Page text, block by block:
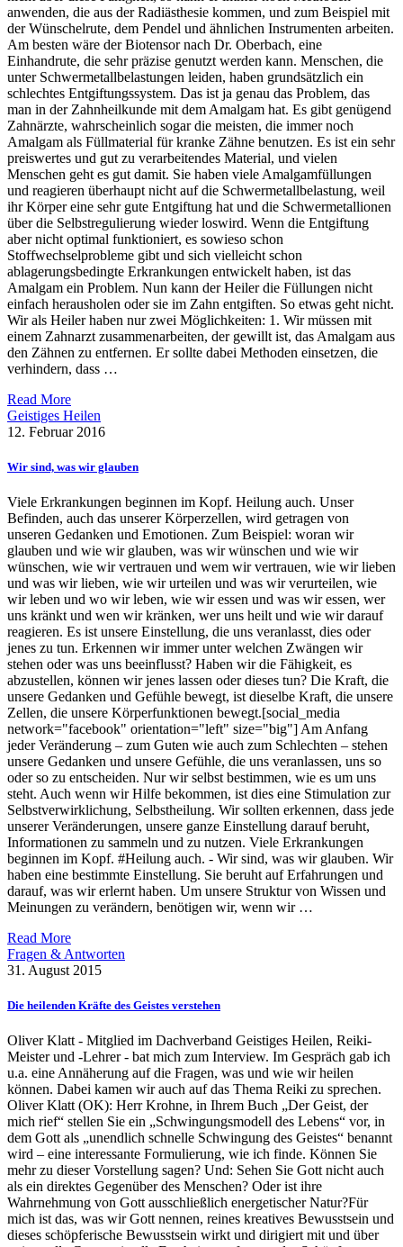
anwenden, die aus der Radiästhesie kommen, und zum Beispiel mit
der Wünschelrute, dem Pendel und ähnlichen Instrumenten arbeiten.
Am besten wäre der Biotensor nach Dr. Oberbach, eine
Einhandrute, die sehr präzise genutzt werden kann. Menschen, die
unter Schwermetallbelastungen leiden, haben grundsätzlich ein
schlechtes Entgiftungssystem. Das ist ja genau das Problem, das
man in der Zahnheilkunde mit dem Amalgam hat. Es gibt genügend
Zahnärzte, wahrscheinlich sogar die meisten, die immer noch
Amalgam als Füllmaterial für kranke Zähne benutzen. Es ist ein sehr
preiswertes und gut zu verarbeitendes Material, und vielen
Menschen geht es gut damit. Sie haben viele Amalgamfüllungen
und reagieren überhaupt nicht auf die Schwermetallbelastung, weil
ihr Körper eine sehr gute Entgiftung hat und die Schwermetallionen
über die Selbstregulierung wieder loswird. Wenn die Entgiftung
aber nicht optimal funktioniert, es sowieso schon
Stoffwechselprobleme gibt und sich vielleicht schon
ablagerungsbedingte Erkrankungen entwickelt haben, ist das
Amalgam ein Problem. Nun kann der Heiler die Füllungen nicht
einfach herausholen oder sie im Zahn entgiften. So etwas geht nicht.
Wir als Heiler haben nur zwei Möglichkeiten: 1. Wir müssen mit
einem Zahnarzt zusammenarbeiten, der gewillt ist, das Amalgam aus
den Zähnen zu entfernen. Er sollte dabei Methoden einsetzen, die
verhindern, dass …
Read More
Geistiges Heilen
12. Februar 2016
Wir sind, was wir glauben
Viele Erkrankungen beginnen im Kopf. Heilung auch. Unser
Befinden, auch das unserer Körperzellen, wird getragen von
unseren Gedanken und Emotionen. Zum Beispiel: woran wir
glauben und wie wir glauben, was wir wünschen und wie wir
wünschen, wie wir vertrauen und wem wir vertrauen, wie wir lieben
und was wir lieben, wie wir urteilen und was wir verurteilen, wie
wir leben und wo wir leben, wie wir essen und was wir essen, wer
uns kränkt und wen wir kränken, wer uns heilt und wie wir darauf
reagieren. Es ist unsere Einstellung, die uns veranlasst, dies oder
jenes zu tun. Erkennen wir immer unter welchen Zwängen wir
stehen oder was uns beeinflusst? Haben wir die Fähigkeit, es
abzustellen, können wir jenes lassen oder dieses tun? Die Kraft, die
unsere Gedanken und Gefühle bewegt, ist dieselbe Kraft, die unsere
Zellen, die unsere Körperfunktionen bewegt.[social_media
network="facebook" orientation="left" size="big"] Am Anfang
jeder Veränderung – zum Guten wie auch zum Schlechten – stehen
unsere Gedanken und unsere Gefühle, die uns veranlassen, uns so
oder so zu entscheiden. Nur wir selbst bestimmen, wie es um uns
steht. Auch wenn wir Hilfe bekommen, ist dies eine Stimulation zur
Selbstverwirklichung, Selbstheilung. Wir sollten erkennen, dass jede
unserer Veränderungen, unsere ganze Einstellung darauf beruht,
Informationen zu sammeln und zu nutzen. Viele Erkrankungen
beginnen im Kopf. #Heilung auch. - Wir sind, was wir glauben. Wir
haben eine bestimmte Einstellung. Sie beruht auf Erfahrungen und
darauf, was wir erlernt haben. Um unsere Struktur von Wissen und
Meinungen zu verändern, benötigen wir, wenn wir …
Read More
Fragen & Antworten
31. August 2015
Die heilenden Kräfte des Geistes verstehen
Oliver Klatt - Mitglied im Dachverband Geistiges Heilen, Reiki-
Meister und -Lehrer - bat mich zum Interview. Im Gespräch gab ich
u.a. eine Annäherung auf die Fragen, was und wie wir heilen
können. Dabei kamen wir auch auf das Thema Reiki zu sprechen.
Oliver Klatt (OK): Herr Krohne, in Ihrem Buch „Der Geist, der
mich rief“ stellen Sie ein „Schwingungsmodell des Lebens“ vor, in
dem Gott als „unendlich schnelle Schwingung des Geistes“ benannt
wird – eine interessante Formulierung, wie ich finde. Können Sie
mehr zu dieser Vorstellung sagen? Und: Sehen Sie Gott nicht auch
als ein direktes Gegenüber des Menschen? Oder ist ihre
Wahrnehmung von Gott ausschließlich energetischer Natur?Für
mich ist das, was wir Gott nennen, reines kreatives Bewusstsein und
dieses schöpferische Bewusstsein wirkt und dirigiert mit und über